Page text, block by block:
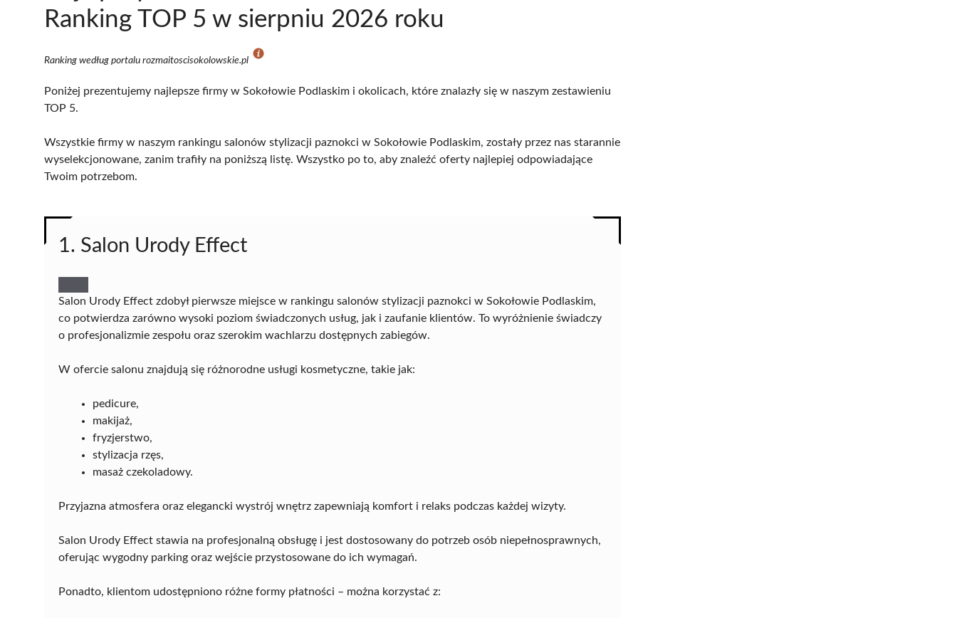
Ranking TOP 5 w sierpniu 2026 roku
Ranking według portalu rozmaitoscisokolowskie.pl
Poniżej prezentujemy najlepsze firmy w Sokołowie Podlaskim i okolicach, które znalazły się w naszym zestawieniu
TOP 5.
Wszystkie firmy w naszym rankingu salonów stylizacji paznokci w Sokołowie Podlaskim, zostały przez nas starannie
wyselekcjonowane, zanim trafiły na poniższą listę. Wszystko po to, aby znaleźć oferty najlepiej odpowiadające
Twoim potrzebom.
1. Salon Urody Effect
Salon Urody Effect zdobył pierwsze miejsce w rankingu salonów stylizacji paznokci w Sokołowie Podlaskim,
co potwierdza zarówno wysoki poziom świadczonych usług, jak i zaufanie klientów. To wyróżnienie świadczy
o profesjonalizmie zespołu oraz szerokim wachlarzu dostępnych zabiegów.
W ofercie salonu znajdują się różnorodne usługi kosmetyczne, takie jak:
pedicure,
makijaż,
fryzjerstwo,
stylizacja rzęs,
masaż czekoladowy.
Przyjazna atmosfera oraz elegancki wystrój wnętrz zapewniają komfort i relaks podczas każdej wizyty.
Salon Urody Effect stawia na profesjonalną obsługę i jest dostosowany do potrzeb osób niepełnosprawnych,
oferując wygodny parking oraz wejście przystosowane do ich wymagań.
Ponadto, klientom udostępniono różne formy płatności – można korzystać z: